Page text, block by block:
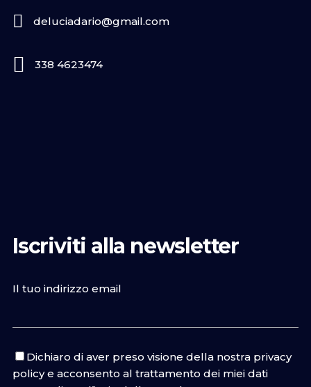
deluciadario@gmail.com
338 4623474
Iscriviti alla newsletter
Il tuo indirizzo email
Dichiaro di aver preso visione della nostra privacy
policye acconsento al trattamento dei miei dati